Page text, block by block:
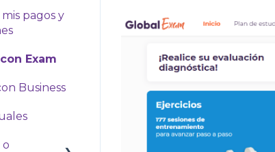
pagos y
Exam
Business
o